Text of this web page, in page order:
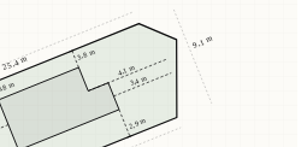
m
3,8 m
2,9 m
3,4 m
4,1 m
25,4 m
9,1 m